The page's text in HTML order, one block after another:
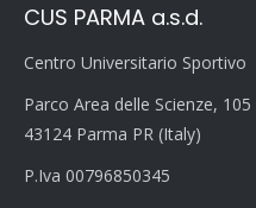
CUS PARMA a.s.d.
Centro Universitario Sportivo
Parco Area delle Scienze, 105
43124 Parma PR (Italy)
P.Iva 00796850345